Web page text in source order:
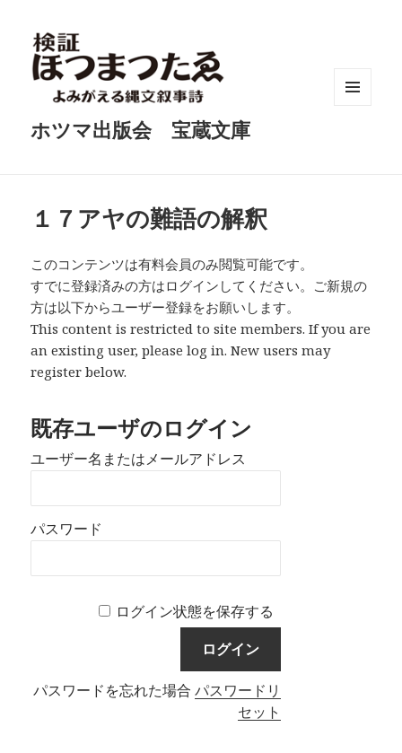
ホツマ出版会 宝蔵文庫
１７アヤの難語の解釈
このコンテンツは有料会員のみ閲覧可能です。
すでに登録済みの方はログインしてください。ご新規の
方は以下からユーザー登録をお願いします。
This content is restricted to site members. If you are
an existing user, please log in. New users may
register below.
既存ユーザのログイン
ユーザー名またはメールアドレス
パスワード
ログイン状態を保存する
パスワードを忘れた場合パスワードリ
セット